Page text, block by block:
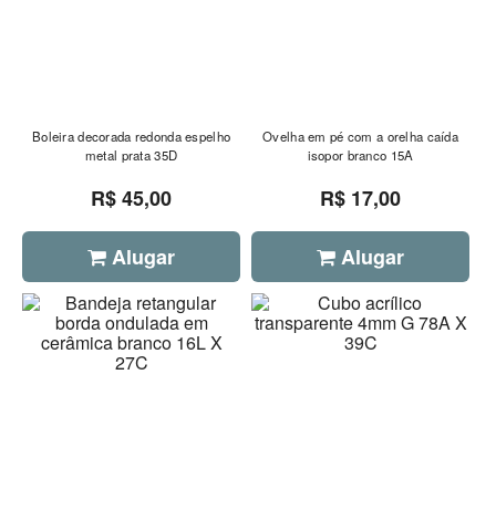
Boleira decorada redonda espelho
metal prata 35D
R$ 45,00
Alugar
Ovelha em pé com a orelha caída
isopor branco 15A
R$ 17,00
Alugar